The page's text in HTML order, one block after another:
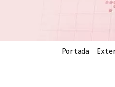
Portada